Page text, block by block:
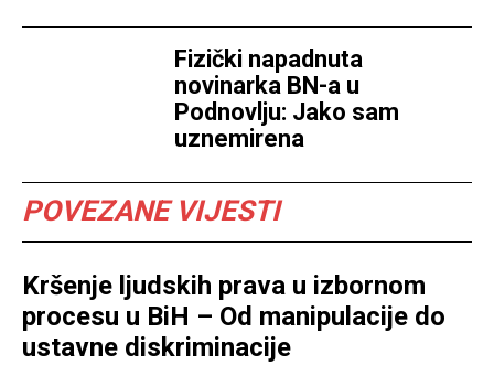
Fizički napadnuta
novinarka BN-a u
Podnovlju: Jako sam
uznemirena
POVEZANE VIJESTI
Kršenje ljudskih prava u izbornom
procesu u BiH – Od manipulacije do
ustavne diskriminacije